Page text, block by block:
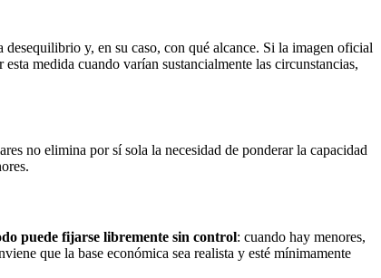
y, en su caso, con qué alcance. Si la imagen oficial
esta medida cuando varían sustancialmente las circunstancias,
no elimina por sí sola la necesidad de ponderar la capacidad
puede fijarse libremente sin control: cuando hay menores,
que la base económica sea realista y esté mínimamente